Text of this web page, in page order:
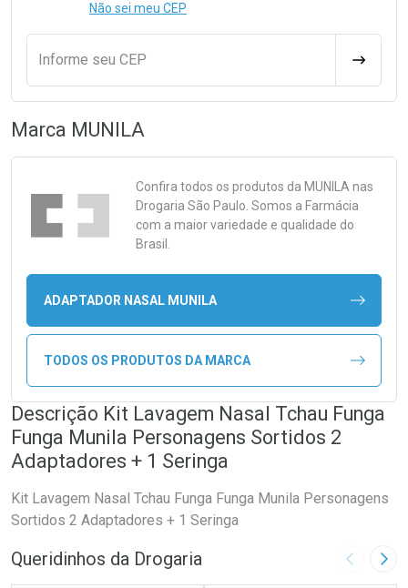
Não sei meu CEP
Informe seu CEP
Marca MUNILA
Confira todos os produtos da MUNILA nas
Drogaria São Paulo. Somos a Farmácia
com a maior variedade e qualidade do
Brasil.
ADAPTADOR NASAL MUNILA
TODOS OS PRODUTOS DA MARCA
Descrição Kit Lavagem Nasal Tchau Funga
Funga Munila Personagens Sortidos 2
Adaptadores + 1 Seringa
Kit Lavagem Nasal Tchau Funga Funga Munila Personagens
Sortidos 2 Adaptadores + 1 Seringa
Queridinhos da Drogaria Imagem